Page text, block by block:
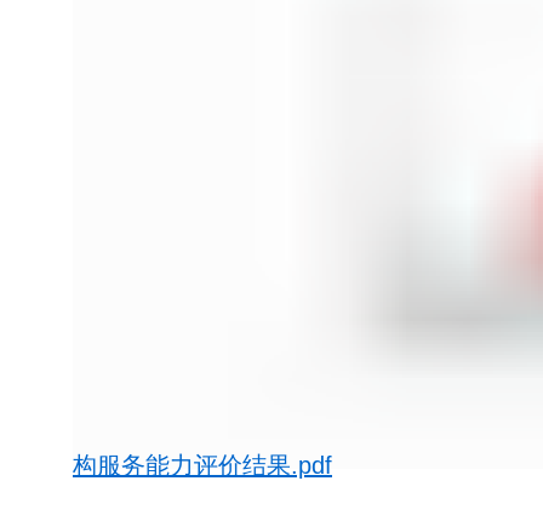
构服务能力评价结果.pdf